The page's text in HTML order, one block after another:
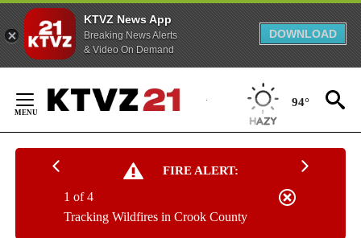
KTVZ News App
Breaking News Alerts
& Video On Demand
DOWNLOAD
Content
94°
FIRE ALERT:
Tracking Wildfires in Crook County
1 of 4